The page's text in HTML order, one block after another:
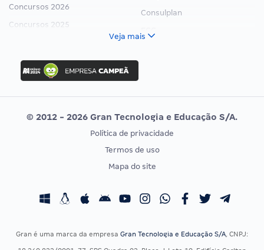
Concursos 2026
Concursos 2025
Concurso Nacional Unificado
Concurso Ibama
Concurso MPU
Editais publicados
Consulplan
Vunesp
CONCURSOS POR PROFISSÃO
Concursos Fiscais
EXAME DE ORDEM
Calendário OAB
Veja mais
© 2012 - 2026 Gran Tecnologia e Educação S/A.
Política de privacidade
Termos de uso
Mapa do site
Gran é uma marca da empresa Gran Tecnologia e Educação S/A, CNPJ: